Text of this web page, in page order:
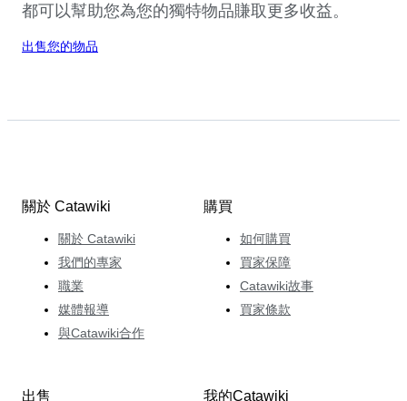
都可以幫助您為您的獨特物品賺取更多收益。
出售您的物品
關於 Catawiki
關於 Catawiki
我們的專家
職業
媒體報導
與Catawiki合作
購買
如何購買
買家保障
Catawiki故事
買家條款
出售 我的Catawiki